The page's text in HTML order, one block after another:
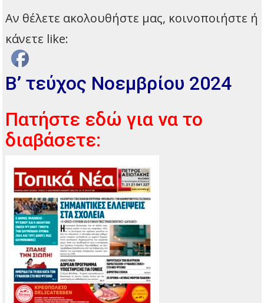
Αν θέλετε ακολουθήστε μας, κοινοποιήστε ή
κάνετε like:
Β’ τεύχος Νοεμβρίου 2024
Πατήστε εδώ για να το
διαβάσετε: